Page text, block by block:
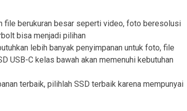
file berukuran besar seperti video, foto beresolusi
bisa menjadi pilihan
lebih banyak penyimpanan untuk foto, file
USB-C kelas bawah akan memenuhi kebutuhan
terbaik, pilihlah SSD terbaik karena mempunyai